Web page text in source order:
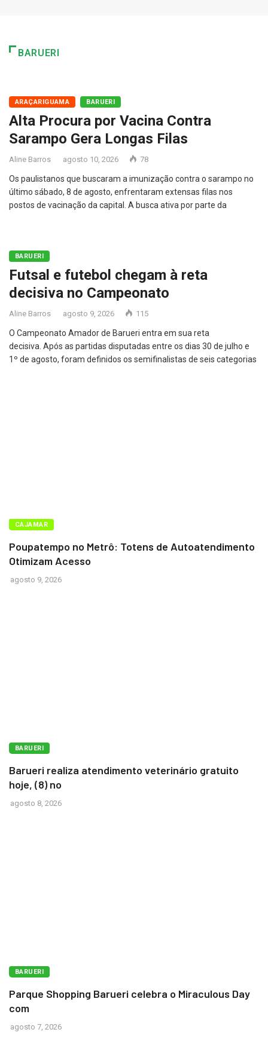
BARUERI
ARAÇARIGUAMA BARUERI
Alta Procura por Vacina Contra
Sarampo Gera Longas Filas
Aline Barros agosto 10, 2026 78
Os paulistanos que buscaram a imunização contra o sarampo no
último sábado, 8 de agosto, enfrentaram extensas filas nos
postos de vacinação da capital. A busca ativa por parte da
BARUERI
Futsal e futebol chegam à reta
decisiva no Campeonato
Aline Barros agosto 9, 2026 115
O Campeonato Amador de Barueri entra em sua reta
decisiva. Após as partidas disputadas entre os dias 30 de julho e
1º de agosto, foram definidos os semifinalistas de seis categorias
BARUERI
CAJAMAR
Poupatempo no Metrô: Totens de Autoatendimento
Otimizam Acesso
agosto 9, 2026
BARUERI
Barueri realiza atendimento veterinário gratuito
hoje, (8) no
agosto 8, 2026
BARUERI
Parque Shopping Barueri celebra o Miraculous Day
com
agosto 7, 2026